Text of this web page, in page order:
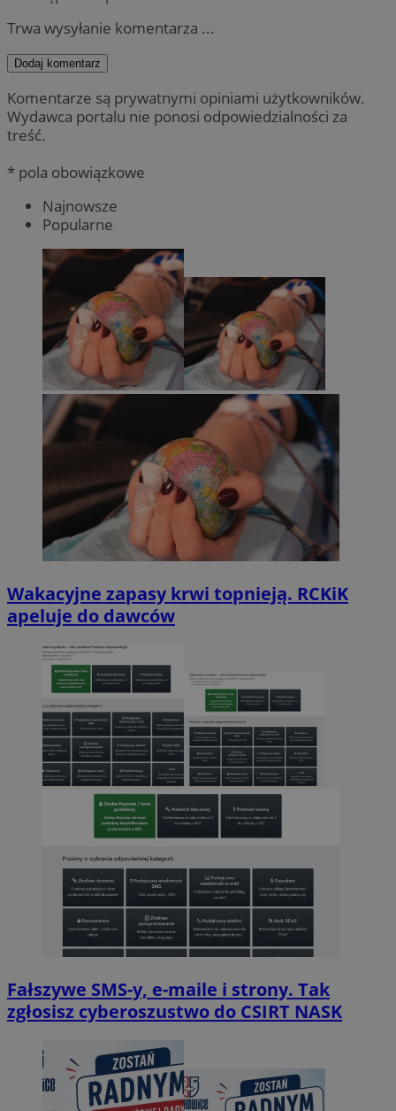
Trwa wysyłanie komentarza ...
Dodaj komentarz
Komentarze są prywatnymi opiniami użytkowników.
Wydawca portalu nie ponosi odpowiedzialności za
treść.
* pola obowiązkowe
Najnowsze
Popularne
Wakacyjne zapasy krwi topnieją. RCKiK
apeluje do dawców
Fałszywe SMS-y, e-maile i strony. Tak
zgłosisz cyberoszustwo do CSIRT NASK